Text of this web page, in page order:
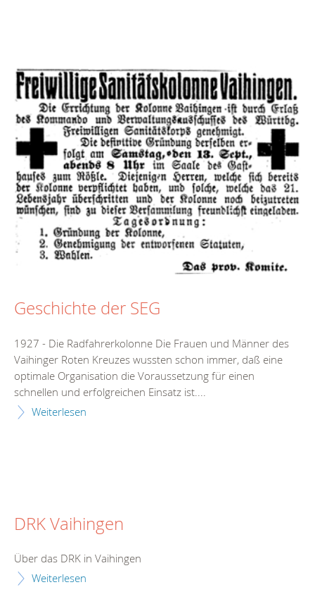
Geschichte der SEG
1927 - Die Radfahrerkolonne Die Frauen und Männer des
Vaihinger Roten Kreuzes wussten schon immer, daß eine
optimale Organisation die Voraussetzung für einen
schnellen und erfolgreichen Einsatz ist....
Weiterlesen
DRK Vaihingen
Über das DRK in Vaihingen
Weiterlesen